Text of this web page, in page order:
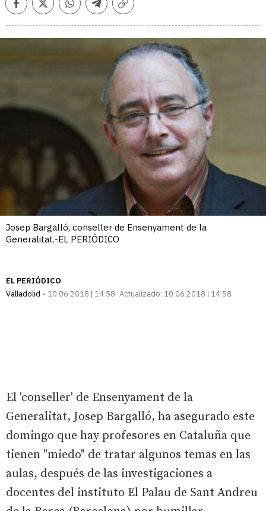
FacebookTwitterWhatsappTelegramCopiar
Josep Bargalló, conseller de Ensenyament de la
Generalitat.-EL PERIÓDICO
EL PERIÓDICO
Valladolid
10.06.2018 | 14:58 Actualizado: 10.06.2018 | 14:58
El 'conseller' de Ensenyament de la
Generalitat, Josep Bargalló, ha asegurado este
domingo que hay profesores en Cataluña que
tienen "miedo" de tratar algunos temas en las
aulas, después de las investigaciones a
docentes del instituto El Palau de Sant Andreu